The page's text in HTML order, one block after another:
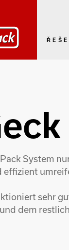
System
sehr
dem